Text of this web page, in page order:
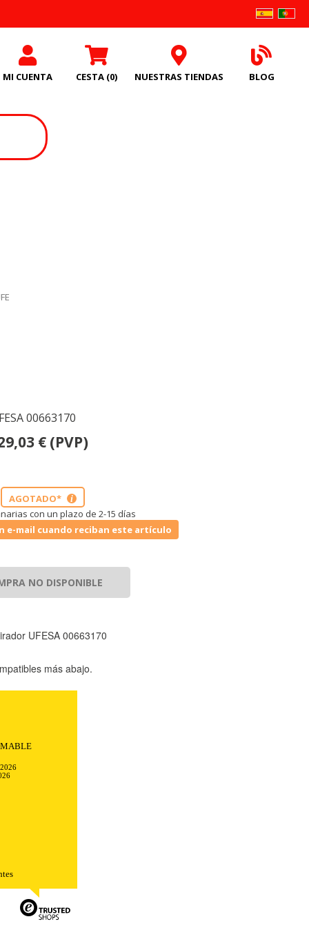
MI CUENTA CESTA (0) NUESTRAS TIENDAS BLOG
00663170
€ (PVP)
AGOTADO* i
con un plazo de 2-15 días
e-mail cuando reciban este artículo
NO DISPONIBLE
UFESA 00663170
más abajo.
Puede configurar su